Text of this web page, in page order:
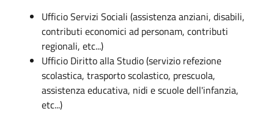
Ufficio Servizi Sociali (assistenza anziani, disabili,
contributi economici ad personam, contributi
regionali, etc...)
Ufficio Diritto alla Studio (servizio refezione
scolastica, trasporto scolastico, prescuola,
assistenza educativa, nidi e scuole dell'infanzia,
etc...)